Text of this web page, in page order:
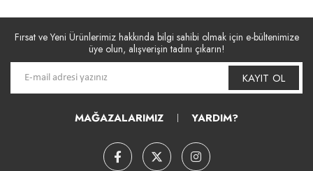
Fırsat ve Yeni Ürünlerimiz hakkında bilgi sahibi olmak için e-bültenimize
üye olun, alışverişin tadını çıkarın!
KAYIT OL
MAĞAZALARIMIZ YARDIM?